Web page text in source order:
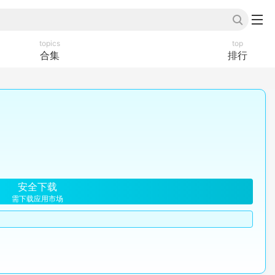
topics
合集
top
排行
安全下载
需下载应用市场